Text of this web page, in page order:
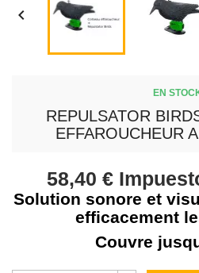

EN
REPULSATOR
EFFAROUCHEUR
58,40 €
Solution sonore et
efficacement
Couvre